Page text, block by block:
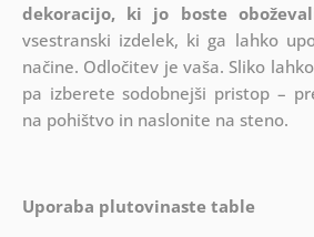
dekoracijo, ki jo boste
vsestranski izdelek, ki ga lahko
načine. Odločitev je vaša. Sliko
pa izberete sodobnejši pristop –
na pohištvo in naslonite na steno.
Uporaba plutovinaste table